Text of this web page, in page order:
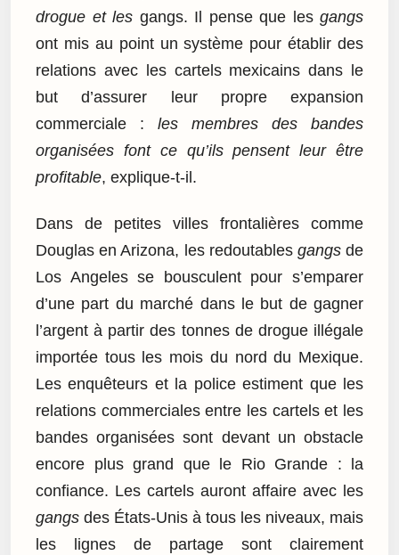
drogue et les gangs. Il pense que les gangs
ont mis au point un système pour établir des
relations avec les cartels mexicains dans le
but d’assurer leur propre expansion
commerciale : les membres des bandes
organisées font ce qu’ils pensent leur être
profitable, explique-t-il.
Dans de petites villes frontalières comme
Douglas en Arizona, les redoutables gangsde
Los Angeles se bousculent pour s’emparer
d’une part du marché dans le but de gagner
l’argent à partir des tonnes de drogue illégale
importée tous les mois du nord du Mexique.
Les enquêteurs et la police estiment que les
relations commerciales entre les cartels et les
bandes organisées sont devant un obstacle
encore plus grand que le Rio Grande : la
confiance. Les cartels auront affaire avec les
gangs des États-Unis à tous les niveaux, mais
les lignes de partage sont clairement